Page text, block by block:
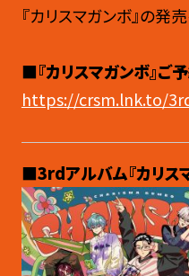
『カリスマガンボ』の発
■『カリスマガンボ』ご
https://crsm.lnk.to/
■3rdアルバム『カリス